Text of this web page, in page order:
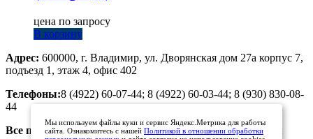
цена по запросу
В корзину
Адрес: 600000, г. Владимир, ул. Дворянская дом 27а корпус 7,
подъезд 1, этаж 4, офис 402
Телефоны:8 (4922) 60-07-44; 8 (4922) 60-03-44; 8 (930) 830-08-
44
Все предложения, размещенные на сайте, не являются
Мы используем файлы куки и сервис Яндекс.Метрика для работы
сайта. Ознакомитесь с нашей Политикой в отношении обработки